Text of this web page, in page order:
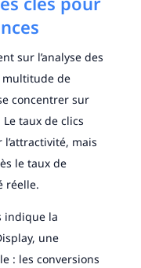
sur l’analyse des
multitude de
concentrer sur
taux de clics
mais
le taux de
réelle.
indique la
une
: les conversions